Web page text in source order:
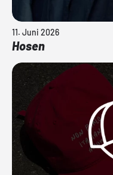
11. Juni 2026
Hosen